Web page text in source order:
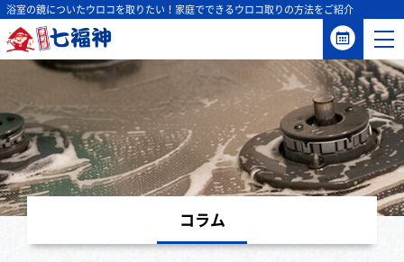
浴室の鏡についたウロコを取りたい！家庭でできるウロコ取りの方法をご紹介
コラム